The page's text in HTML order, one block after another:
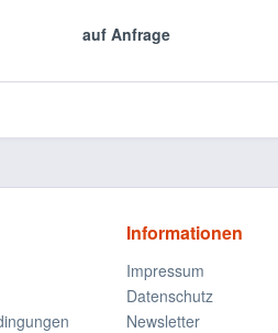
auf Anfrage
Informationen
Impressum
Datenschutz
Newsletter